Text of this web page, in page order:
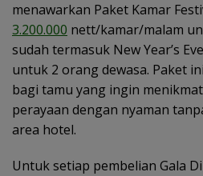
menawarkan Paket Kamar
3.200.000 nett/kamar/malam
sudah termasuk New Year’s
untuk 2 orang dewasa. Paket
bagi tamu yang ingin
perayaan dengan nyaman
area hotel.
Untuk setiap pembelian Gala